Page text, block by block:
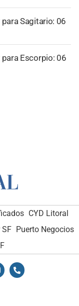
Sagitario: 06
Escorpio: 06
CYD Litoral
Puerto Negocios